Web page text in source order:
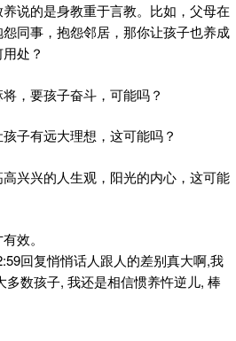
说的是身教重于言教。比如，父母在
同事，抱怨邻居，那你让孩子也养成
处？
，要孩子奋斗，可能吗？
子有远大理想，这可能吗？
兴兴的人生观，阳光的内心，这可能
效。
回复悄悄话人跟人的差别真大啊,我
多数孩子, 我还是相信惯养忤逆儿, 棒